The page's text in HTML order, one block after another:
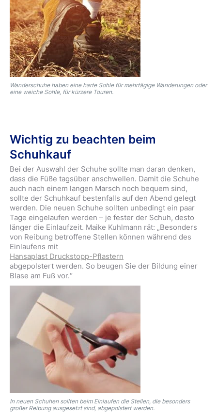
Wanderschuhe haben eine harte Sohle für mehrtägige Wanderungen oder
eine weiche Sohle, für kürzere Touren.
Wichtig zu beachten beim
Schuhkauf
In neuen Schuhen sollten beim Einlaufen die Stellen, die besonders
großer Reibung ausgesetzt sind, abgepolstert werden.
Bei der Auswahl der Schuhe sollte man daran denken,
dass die Füße tagsüber anschwellen. Damit die Schuhe
auch nach einem langen Marsch noch bequem sind,
sollte der Schuhkauf bestenfalls auf den Abend gelegt
werden. Die neuen Schuhe sollten unbedingt ein paar
Tage eingelaufen werden – je fester der Schuh, desto
länger die Einlaufzeit. Maike Kuhlmann rät: „Besonders
von Reibung betroffene Stellen können während des
Einlaufens mit
Hansaplast Druckstopp-Pflastern
abgepolstert werden. So beugen Sie der Bildung einer
Blase am Fuß vor.“